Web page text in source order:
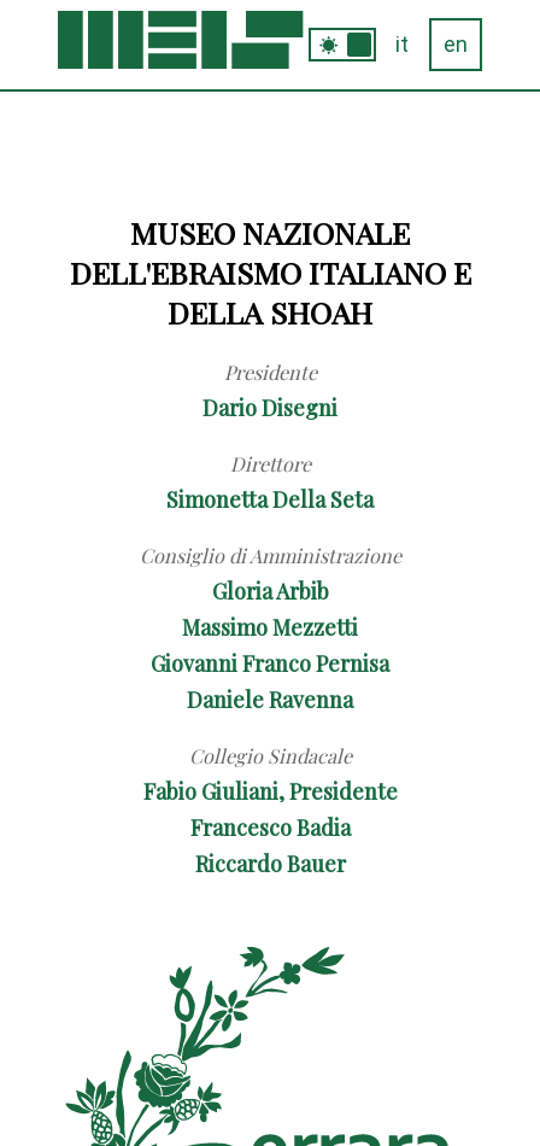
it en
MUSEO NAZIONALE
DELL'EBRAISMO ITALIANO E
DELLA SHOAH
Presidente
Dario Disegni
Direttore
Simonetta Della Seta
Consiglio di Amministrazione
Gloria Arbib
Massimo Mezzetti
Giovanni Franco Pernisa
Daniele Ravenna
Collegio Sindacale
Fabio Giuliani, Presidente
Francesco Badia
Riccardo Bauer